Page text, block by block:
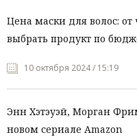
Цена маски для волос: от
выбрать продукт по
10 октября 2024 / 15:19
Энн Хэтэуэй, Морган
новом сериале Amazon